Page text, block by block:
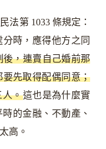
法第 1033 條規定：
分時，應得他方之同
後，連賣自己婚前那
先取得配偶同意；
人。這也是為什麼實
的金融、不動產、
高。